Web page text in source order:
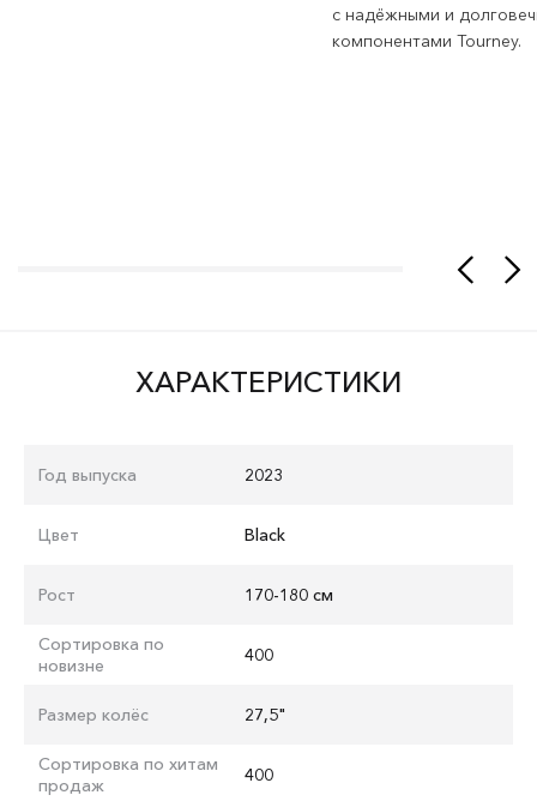
с надёжными и
компонентами Tourney.
ХАРАКТЕРИСТИКИ
Год выпуска 2023
Цвет Black
Рост 170-180 см
Сортировка по
новизне
400
Размер колёс 27,5"
Сортировка по хитам
продаж
400